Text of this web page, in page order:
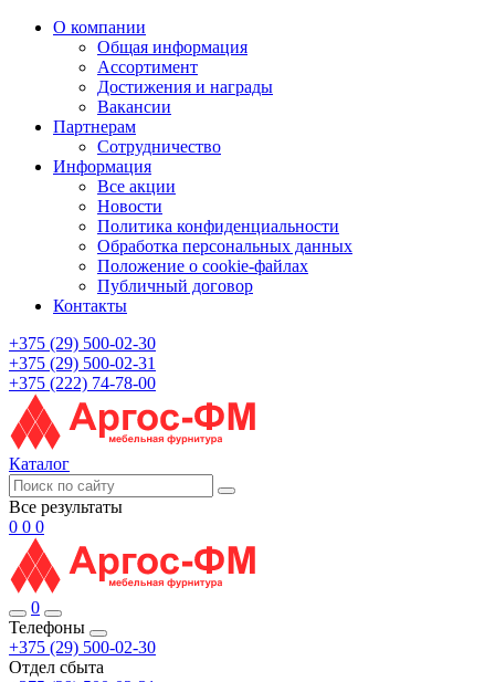
О компании
Общая информация
Ассортимент
Достижения и награды
Вакансии
Партнерам
Сотрудничество
Информация
Все акции
Новости
Политика конфиденциальности
Обработка персональных данных
Положение о cookie-файлах
Публичный договор
Контакты
+375 (29) 500-02-30
+375 (29) 500-02-31
+375 (222) 74-78-00
Каталог
Все результаты
0 0 0
0
Телефоны
+375 (29) 500-02-30
Отдел сбыта